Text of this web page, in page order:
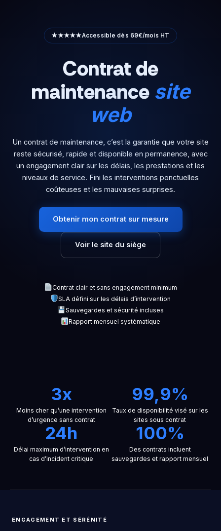
★★★★★Accessible dès 69€/mois HT
Contrat de
maintenance site
web
Un contrat de maintenance, c’est la garantie que votre site
reste sécurisé, rapide et disponible en permanence, avec
un engagement clair sur les délais, les prestations et les
niveaux de service. Fini les interventions ponctuelles
coûteuses et les mauvaises surprises.
Obtenir mon contrat sur mesure
Voir le site du siège
Contrat clair et sans engagement minimum
SLA défini sur les délais d’intervention
Sauvegardes et sécurité incluses
Rapport mensuel systématique
3x
Moins cher qu’une intervention
d’urgence sans contrat
99,9%
Taux de disponibilité visé sur les
sites sous contrat
24h
Délai maximum d’intervention en
cas d’incident critique
100%
Des contrats incluent
sauvegardes et rapport mensuel
ENGAGEMENT ET SÉRÉNITÉ